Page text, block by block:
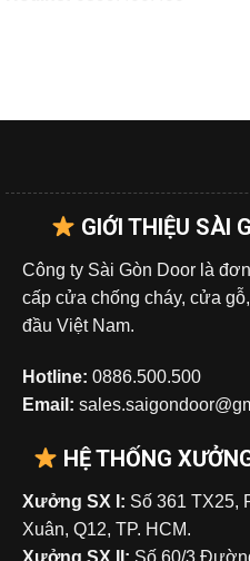
GIỚI THIỆU SÀI
Công ty Sài Gòn Door là
cấp cửa chống cháy, cửa
đầu Việt Nam.
Hotline: 0886.500.500
Email:
HỆ THỐNG
Xưởng SX I: Số 361 TX25,
Xuân, Q12, TP. HCM.